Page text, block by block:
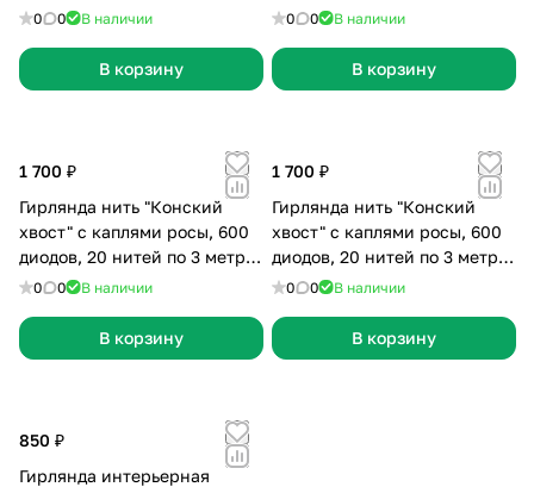
0 0 В наличии
В корзину
черная медная нить, мульти,
0 0 В наличии
В корзину
1 700 ₽
Гирлянда нить "Конский
хвост" с каплями росы, 600
диодов, 20 нитей по 3 метра,
черная медная нить, белая,
0 0 В наличии
В корзину
1 700 ₽
Гирлянда нить "Конский
хвост" с каплями росы, 600
диодов, 20 нитей по 3 метра,
черная медная нить, тепло-
0 0 В наличии
В корзину
850 ₽
Гирлянда интерьерная